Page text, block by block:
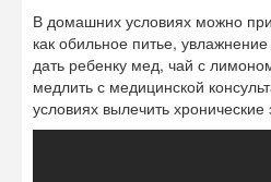
В домашних условиях можно
как обильное питье,
дать ребенку мед, чай с
медлить с медицинской
условиях вылечить